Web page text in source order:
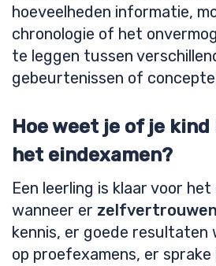
hoeveelheden informatie,
chronologie of het
te leggen tussen
gebeurtenissen of
Hoe weet je of je
het eindexamen?
Een leerling is klaar voor
wanneer er zelfvertrouwen
kennis, er goede resultaten
op proefexamens, er